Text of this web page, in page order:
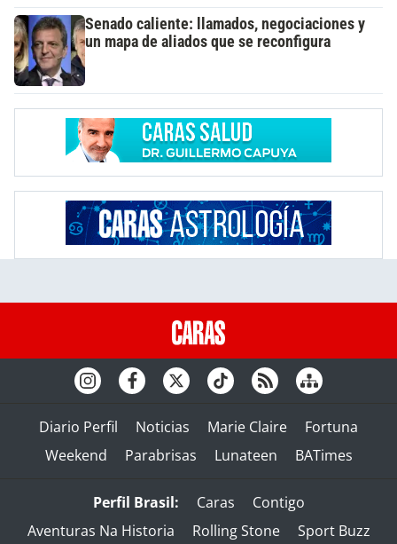
Senado caliente: llamados, negociaciones y
un mapa de aliados que se reconfigura
Diario Perfil Noticias Marie Claire
Fortuna
Weekend
Parabrisas Lunateen BATimes
Perfil Brasil: Caras
Contigo
Aventuras Na Historia
Rolling Stone Sport Buzz